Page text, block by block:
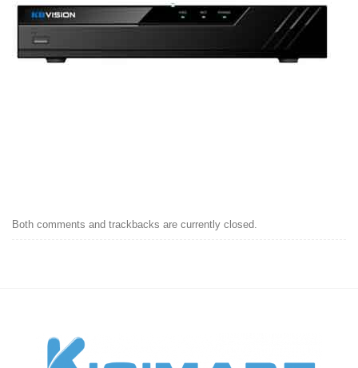
Both comments and trackbacks are currently closed.